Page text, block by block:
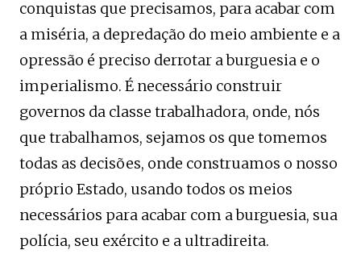
conquistas que precisamos, para acabar com
a miséria, a depredação do meio ambiente e a
opressão é preciso derrotar a burguesia e o
imperialismo. É necessário construir
governos da classe trabalhadora, onde, nós
que trabalhamos, sejamos os que tomemos
todas as decisões, onde construamos o nosso
próprio Estado, usando todos os meios
necessários para acabar com a burguesia, sua
polícia, seu exército e a ultradireita.